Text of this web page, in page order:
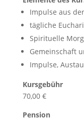
Impulse aus
tägliche
Spirituelle
Gemeinschaft
Impulse,
Kursgebühr
70,00 €
Pension